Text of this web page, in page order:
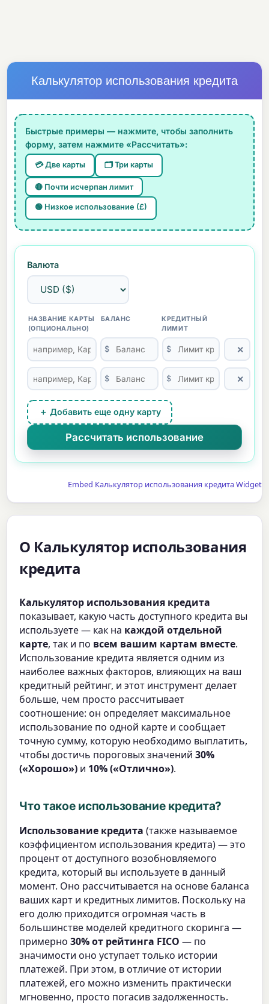
Калькулятор использования кредита
Быстрые примеры — нажмите, чтобы заполнить
форму, затем нажмите «Рассчитать»:
💳 Две карты 🗂️ Три карты
🔴 Почти исчерпан лимит
🟢 Низкое использование (£)
Валюта
НАЗВАНИЕ КАРТЫ
(ОПЦИОНАЛЬНО)
БАЛАНС
КРЕДИТНЫЙ
ЛИМИТ
$ $ ×
$ $ ×
＋ Добавить еще одну карту
Embed Калькулятор использования кредита Widget
О Калькулятор использования
кредита
Калькулятор использования кредита
показывает, какую часть доступного кредита вы
используете — как на каждой отдельной
карте, так и по всем вашим картам вместе.
Использование кредита является одним из
наиболее важных факторов, влияющих на ваш
кредитный рейтинг, и этот инструмент делает
больше, чем просто рассчитывает
соотношение: он определяет максимальное
использование по одной карте и сообщает
точную сумму, которую необходимо выплатить,
чтобы достичь пороговых значений30%
(«Хорошо») и 10% («Отлично»).
Что такое использование кредита?
Использование кредита (также называемое
коэффициентом использования кредита) — это
процент от доступного возобновляемого
кредита, который вы используете в данный
момент. Оно рассчитывается на основе баланса
ваших карт и кредитных лимитов. Поскольку на
его долю приходится огромная часть в
большинстве моделей кредитного скоринга —
примерно30% от рейтинга FICO — по
значимости оно уступает только истории
платежей. При этом, в отличие от истории
платежей, его можно изменить практически
мгновенно, просто погасив задолженность.